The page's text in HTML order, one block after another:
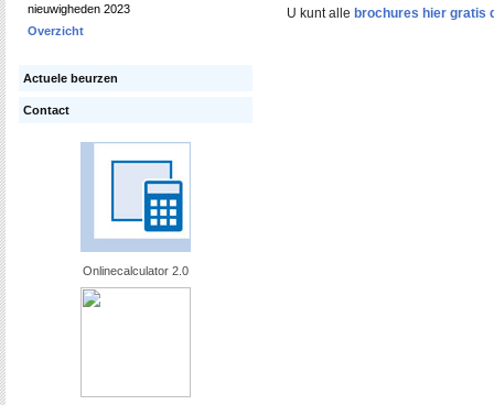
nieuwigheden 2023
Overzicht
Actuele beurzen
Contact
Onlinecalculator 2.0
U kunt alle brochures hier gratis